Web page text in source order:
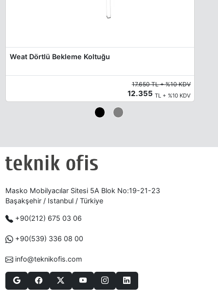
Weat Dörtlü Bekleme Koltuğu
17.650 TL + %10 KDV
12.355 TL + %10 KDV
Masko Mobilyacılar Sitesi 5A Blok No:19-21-23
Başakşehir / Istanbul / Türkiye
+90(212) 675 03 06
+90(539) 336 08 00
info@teknikofis.com